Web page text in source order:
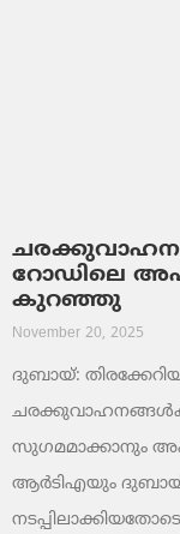
ചരക്കുവാഹന
റോഡിലെ
കുറഞ്ഞു
November 20, 2025
ദുബായ്:
സുഗമമാക്കാനും
ആർടിഎയും ദുബായ്